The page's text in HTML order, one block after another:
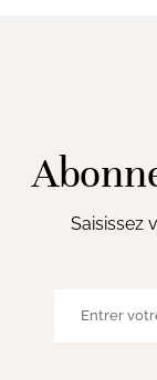
Saisissez